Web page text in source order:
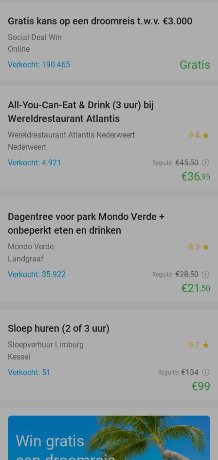
Gratis kans op een droomreis t.w.v. €3.000
Social Deal Win
Online
Verkocht: 190.465
Gratis
All-You-Can-Eat & Drink (3 uur) bij
Wereldrestaurant Atlantis
Wereldrestaurant Atlantis Nederweert 9.4 star
Nederweert
Verkocht: 4.921
Regulier €45,50
€36,95
Dagentree voor park Mondo Verde +
onbeperkt eten en drinken
Mondo Verde 8.3 star
Landgraaf
Verkocht: 35.922
Regulier €28,50
€21 ,50
Sloep huren (2 of 3 uur)
Sloepverhuur Limburg 9.7 star
Kessel
Verkocht: 51
Regulier €134
€99
Win gratis